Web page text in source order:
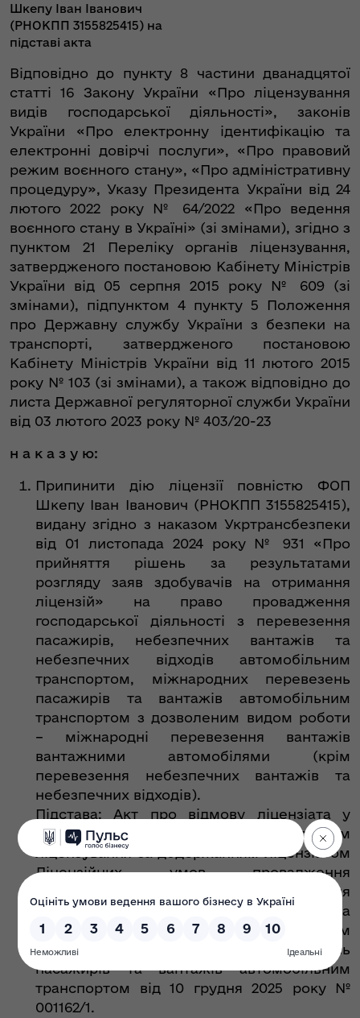
Шкепу Іван Іванович
(РНОКПП 3155825415) на
підставі акта
Відповідно до пункту 8 частини дванадцятої
статті 16 Закону України «Про ліцензування
видів господарської діяльності», законів
України «Про електронну ідентифікацію та
електронні довірчі послуги», «Про правовий
режим воєнного стану», «Про адміністративну
процедуру», Указу Президента України від 24
лютого 2022 року № 64/2022 «Про ведення
воєнного стану в Україні» (зі змінами), згідно з
пунктом 21 Переліку органів ліцензування,
затвердженого постановою Кабінету Міністрів
України від 05 серпня 2015 року № 609 (зі
змінами), підпунктом 4 пункту 5 Положення
про Державну службу України з безпеки на
транспорті, затвердженого постановою
Кабінету Міністрів України від 11 лютого 2015
року № 103 (зі змінами), а також відповідно до
листа Державної регуляторної служби України
від 03 лютого 2023 року № 403/20-23
н а к а з у ю:
Припинити дію ліцензії повністю ФОП
Шкепу Іван Іванович (РНОКПП 3155825415),
видану згідно з наказом Укртрансбезпеки
від 01 листопада 2024 року № 931 «Про
прийняття рішень за результатами
розгляду заяв здобувачів на отримання
ліцензій» на право провадження
господарської діяльності з перевезення
пасажирів, небезпечних вантажів та
небезпечних відходів автомобільним
транспортом, міжнародних перевезень
пасажирів та вантажів автомобільним
транспортом з дозволеним видом роботи
– міжнародні перевезення вантажів
вантажними автомобілями (крім
перевезення небезпечних вантажів та
небезпечних відходів).
Підстава: Акт про відмову ліцензіата у
проведенні перевірки органом
ліцензування за додержанням ліцензіатом
Ліцензійних умов провадження
господарської діяльності з перевезення
пасажирів, небезпечних вантажів та
небезпечних відходів автомобільним
транспортом, міжнародних перевезень
пасажирів та вантажів автомобільним
транспортом від 10 грудня 2025 року №
001162/1.